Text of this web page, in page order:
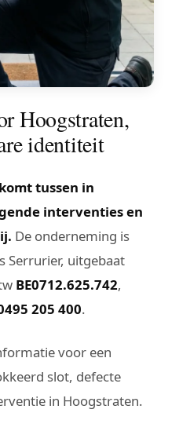
Hoogstraten,
identiteit
tussen in
interventies en
De onderneming is
Serrurier, uitgebaat
BE0712.625.742,
205 400.
voor een
slot, defecte
in Hoogstraten.